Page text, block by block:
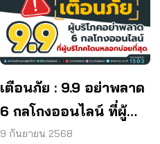
เตือนภัย : 9.9 อย่าพลาด
6 กลโกงออนไลน์ ที่ผู้
บริโภคโดนหลอกบ่อย
9 กันยายน 2568